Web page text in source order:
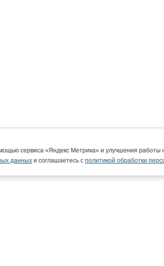
сервиса «Яндекс Метрика» и улучшения
данныхи соглашаетесь сполитикой обработки